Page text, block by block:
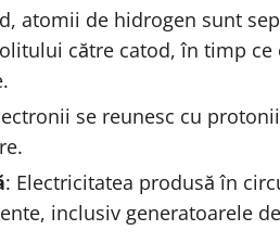
atomii de hidrogen sunt
către catod, în timp
se reunesc cu
: Electricitatea produsă în
inclusiv generatoarele